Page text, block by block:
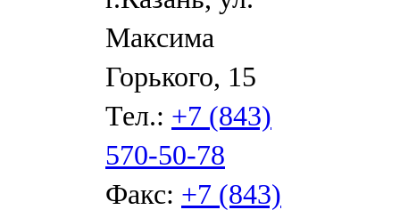
Максима
Горького, 15
Тел.: +7 (843)
570-50-78
Факс: +7 (843)